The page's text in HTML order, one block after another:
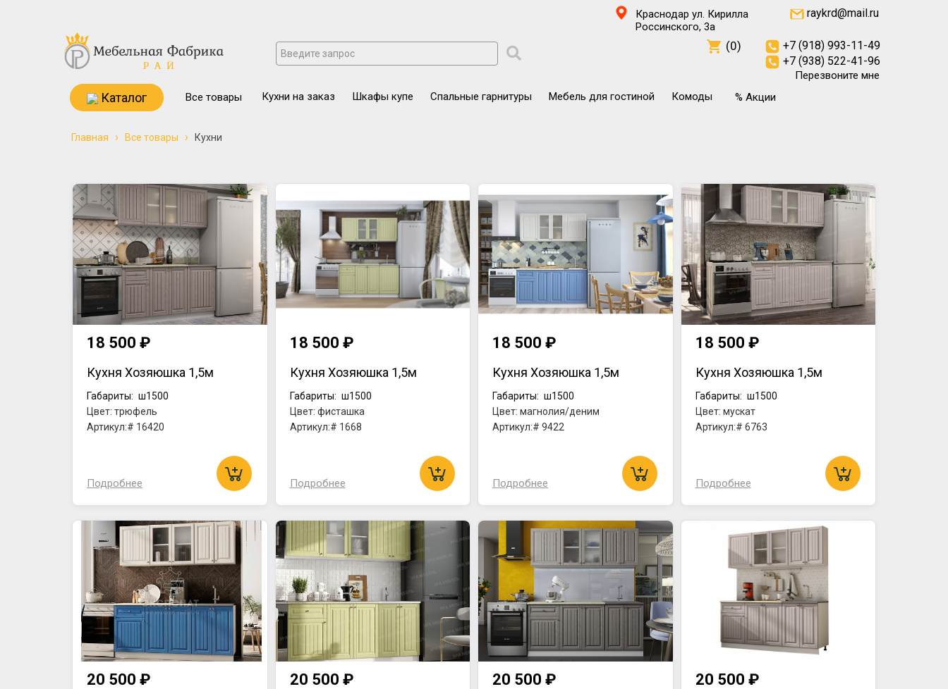
Краснодар ул. Кирилла
Россинского, 3а
raykrd@mail.ru
Перезвоните мне
Кухни на заказ
Шкафы купе Спальные гарнитуры Мебель для гостиной Комоды
Все товары % Акции
Каталог
(0)
+7 (918) 993-11-49
+7 (938) 522-41-96
Главная › Все товары › Кухни
18 500 ₽
Кухня Хозяюшка 1,5м
Габариты: ш1500
Цвет: трюфель
Артикул:# 16420
Подробнее
18 500 ₽
Кухня Хозяюшка 1,5м
Габариты: ш1500
Цвет: фисташка
Артикул:# 1668
Подробнее
18 500 ₽
Кухня Хозяюшка 1,5м
Габариты: ш1500
Цвет: магнолия/деним
Артикул:# 9422
Подробнее
18 500 ₽
Кухня Хозяюшка 1,5м
Габариты: ш1500
Цвет: мускат
Артикул:# 6763
Подробнее
20 500 ₽ 20 500 ₽ 20 500 ₽ 20 500 ₽